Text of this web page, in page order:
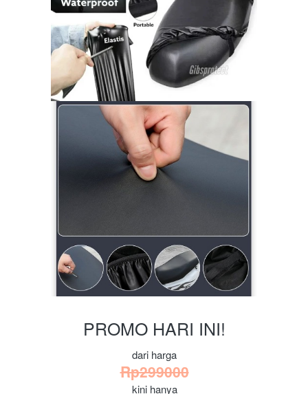
PROMO HARI INI!
dari harga
Rp299000
kini hanya